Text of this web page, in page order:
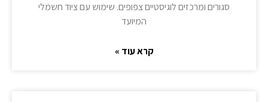
סגורים ומרכזים לוגיסטיים צפופים. שימוש עם ציוד חשמלי
המיועד
קרא עוד »